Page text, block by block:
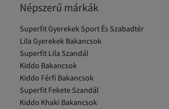
Népszerű márkák
Superfit Gyerekek Sport És Szabadtér
Lila Gyerekek Bakancsok
Superfit Lila Szandál
Kiddo Bakancsok
Kiddo Férfi Bakancsok
Superfit Fekete Szandál
Kiddo Khaki Bakancsok